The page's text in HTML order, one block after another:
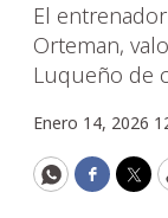
El
Orteman,
Luqueño de
Enero 14, 2026
WhatsApp